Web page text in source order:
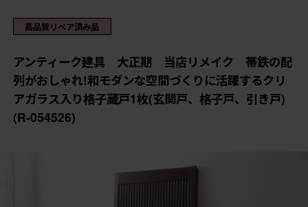
鉄の配列がおしゃれ!和モダンな空間づくりに活躍するク
リアガラス入り格子蔵戸1枚(玄関戸、格子戸、引き戸)
(R-054526)
ラフジュ工房 > ドア・建具・建築部材
ンティーク建具 大正期 当店リメイク 帯鉄の配列が
おしゃれ!和モダンな空間づくりに活躍するクリアガラス
入り格子蔵戸1枚(玄関戸、格子戸、引き戸)(R-054526)
ラフジュ工房 > ドア・建具・建築部材 > 引き戸
> ア
ンティーク建具 大正期 当店リメイク 帯鉄の配列が
おしゃれ!和モダンな空間づくりに活躍するクリアガラス
入り格子蔵戸1枚(玄関戸、格子戸、引き戸)(R-054526)
ラフジュ工房 > ドア・建具・建築部材 > 玄関ドア・
玄関戸 > アンティーク建具 大正期 当店リメイク
帯鉄の配列がおしゃれ!和モダンな空間づくりに活躍する
高品質リペア済み品
アンティーク建具 大正期 当店リメイク 帯鉄の配
列がおしゃれ!和モダンな空間づくりに活躍するクリ
アガラス入り格子蔵戸1枚(玄関戸、格子戸、引き戸)
(R-054526)